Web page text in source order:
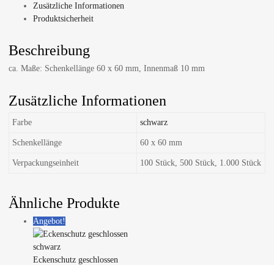
Zusätzliche Informationen
Produktsicherheit
Beschreibung
ca. Maße: Schenkellänge 60 x 60 mm, Innenmaß 10 mm
Zusätzliche Informationen
Farbe schwarz
Schenkellänge 60 x 60 mm
Verpackungseinheit 100 Stück, 500 Stück, 1.000 Stück
Ähnliche Produkte
Angebot!
Eckenschutz geschlossen